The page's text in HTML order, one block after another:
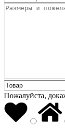
Пожалуйста,